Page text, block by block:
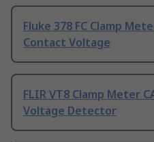
Fluke 378 FC Clamp
Contact Voltage
FLIR VT8 Clamp Meter
Voltage Detector